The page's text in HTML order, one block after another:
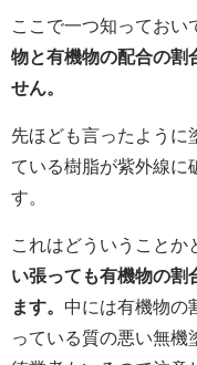
ここで一つ知っておい
物と有機物の配合の割
せん。
先ほども言ったように
ている樹脂が紫外線に
す。
これはどういうことか
い張っても有機物の割
ます。 中には有機物の
っている質の悪い無機